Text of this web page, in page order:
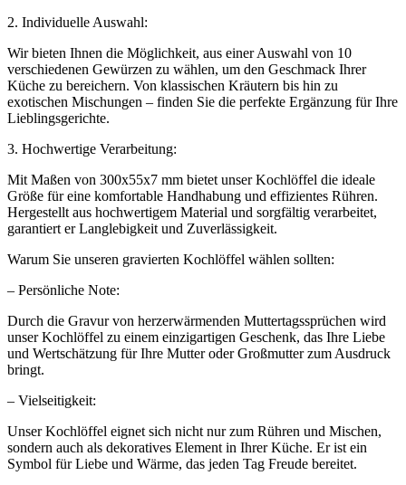
2. Individuelle Auswahl:
Wir bieten Ihnen die Möglichkeit, aus einer Auswahl von 10
verschiedenen Gewürzen zu wählen, um den Geschmack Ihrer
Küche zu bereichern. Von klassischen Kräutern bis hin zu
exotischen Mischungen – finden Sie die perfekte Ergänzung für Ihre
Lieblingsgerichte.
3. Hochwertige Verarbeitung:
Mit Maßen von 300x55x7 mm bietet unser Kochlöffel die ideale
Größe für eine komfortable Handhabung und effizientes Rühren.
Hergestellt aus hochwertigem Material und sorgfältig verarbeitet,
garantiert er Langlebigkeit und Zuverlässigkeit.
Warum Sie unseren gravierten Kochlöffel wählen sollten:
– Persönliche Note:
Durch die Gravur von herzerwärmenden Muttertagssprüchen wird
unser Kochlöffel zu einem einzigartigen Geschenk, das Ihre Liebe
und Wertschätzung für Ihre Mutter oder Großmutter zum Ausdruck
bringt.
– Vielseitigkeit:
Unser Kochlöffel eignet sich nicht nur zum Rühren und Mischen,
sondern auch als dekoratives Element in Ihrer Küche. Er ist ein
Symbol für Liebe und Wärme, das jeden Tag Freude bereitet.